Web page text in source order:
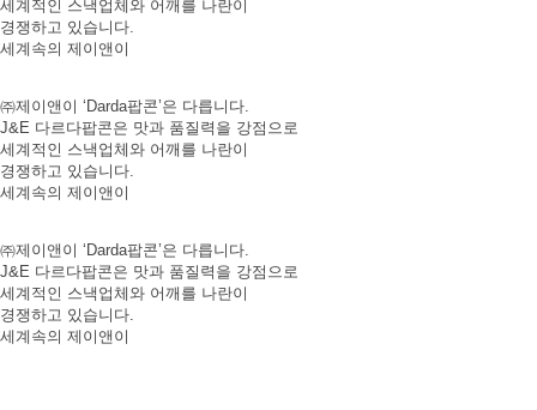
세계적인 스낵업체와 어깨를 나란이
경쟁하고 있습니다.
세계속의 제이앤이
㈜제이앤이 ‘Darda팝콘’은 다릅니다.
J&E 다르다팝콘은 맛과 품질력을 강점으로
세계적인 스낵업체와 어깨를 나란이
경쟁하고 있습니다.
세계속의 제이앤이
㈜제이앤이 ‘Darda팝콘’은 다릅니다.
J&E 다르다팝콘은 맛과 품질력을 강점으로
세계적인 스낵업체와 어깨를 나란이
경쟁하고 있습니다.
세계속의 제이앤이